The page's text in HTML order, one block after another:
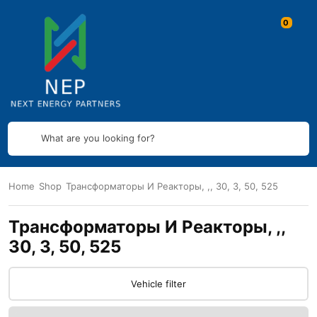
What are you looking for?
Home Shop Трансформаторы И Реакторы, ,, 30, 3, 50, 525
Трансформаторы И Реакторы, ,,
30, 3, 50, 525
Vehicle filter